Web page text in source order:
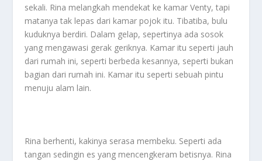
sekali. Rina melangkah mendekat ke kamar Venty, tapi
matanya tak lepas dari kamar pojok itu. Tibatiba, bulu
kuduknya berdiri. Dalam gelap, sepertinya ada sosok
yang mengawasi gerak geriknya. Kamar itu seperti jauh
dari rumah ini, seperti berbeda kesannya, seperti bukan
bagian dari rumah ini. Kamar itu seperti sebuah pintu
menuju alam lain.
Rina berhenti, kakinya serasa membeku. Seperti ada
tangan sedingin es yang mencengkeram betisnya. Rina